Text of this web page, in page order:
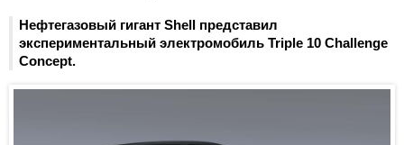
Нефтегазовый гигант Shell представил
экспериментальный электромобиль Triple 10 Challenge
Concept.